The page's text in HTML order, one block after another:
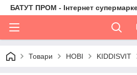
БАТУТ ПРОМ - Інтернет
Товари НОВІ KIDDISVIT